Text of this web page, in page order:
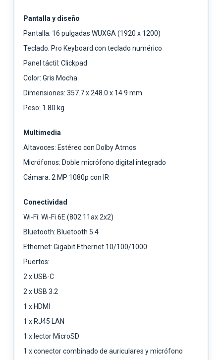
Pantalla y diseño
Pantalla: 16 pulgadas WUXGA (1920 x 1200)
Teclado: Pro Keyboard con teclado numérico
Panel táctil: Clickpad
Color: Gris Mocha
Dimensiones: 357.7 x 248.0 x 14.9 mm
Peso: 1.80 kg
Multimedia
Altavoces: Estéreo con Dolby Atmos
Micrófonos: Doble micrófono digital integrado
Cámara: 2 MP 1080p con IR
Conectividad
Wi-Fi: Wi-Fi 6E (802.11ax 2x2)
Bluetooth: Bluetooth 5.4
Ethernet: Gigabit Ethernet 10/100/1000
Puertos:
2 x USB-C
2 x USB 3.2
1 x HDMI
1 x RJ45 LAN
1 x lector MicroSD
1 x conector combinado de auriculares y micrófono